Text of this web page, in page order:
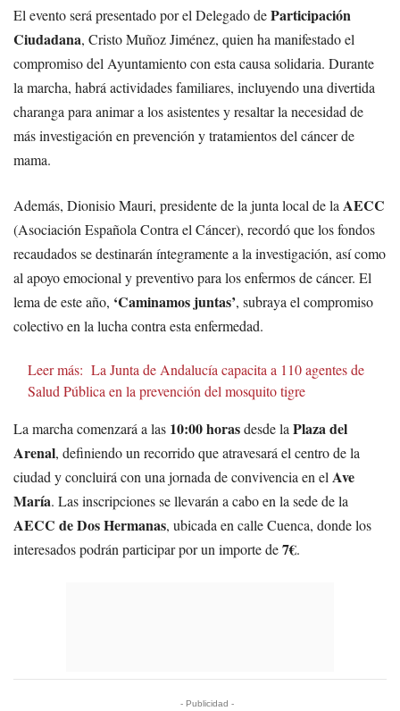
El evento será presentado por el Delegado deParticipación
Ciudadana, Cristo Muñoz Jiménez, quien ha manifestado el
compromiso del Ayuntamiento con esta causa solidaria. Durante
la marcha, habrá actividades familiares, incluyendo una divertida
charanga para animar a los asistentes y resaltar la necesidad de
más investigación en prevención y tratamientos del cáncer de
mama.
Además, Dionisio Mauri, presidente de la junta local de la AECC
(Asociación Española Contra el Cáncer), recordó que los fondos
recaudados se destinarán íntegramente a la investigación, así como
al apoyo emocional y preventivo para los enfermos de cáncer. El
lema de este año, ‘Caminamos juntas’, subraya el compromiso
colectivo en la lucha contra esta enfermedad.
Leer más: La Junta de Andalucía capacita a 110 agentes de
Salud Pública en la prevención del mosquito tigre
La marcha comenzará a las 10:00 horasdesde la Plaza del
Arenal, definiendo un recorrido que atravesará el centro de la
ciudad y concluirá con una jornada de convivencia en el Ave
María. Las inscripciones se llevarán a cabo en la sede de la
AECC de Dos Hermanas, ubicada en calle Cuenca, donde los
interesados podrán participar por un importe de7€.
- Publicidad -